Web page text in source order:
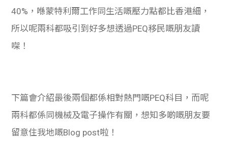
40%，喺蒙特利爾工作同生活嘅壓力點都比香港細，
所以呢兩科都吸引到好多想透過PEQ移民嘅朋友讀
㗎！
下篇會介紹最後兩個都係相對熱門嘅PEQ科目，而呢
兩科都係同機械及電子操作有關，想知多啲嘅朋友要
留意住我地嘅Blog post啦！